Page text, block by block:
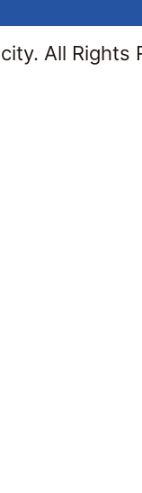
All Rights